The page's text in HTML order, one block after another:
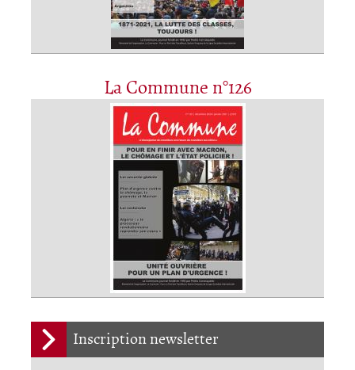
La Commune n°126
Inscription newsletter